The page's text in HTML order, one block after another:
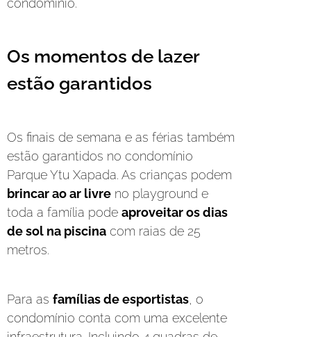
condomínio.
Os momentos de lazer
estão garantidos
Os finais de semana e as férias também
estão garantidos no condomínio
Parque Ytu Xapada. As crianças podem
brincar ao ar livre no playground e
toda a família pode aproveitar os dias
de sol na piscina com raias de 25
metros.
Para as famílias de esportistas , o
condomínio conta com uma excelente